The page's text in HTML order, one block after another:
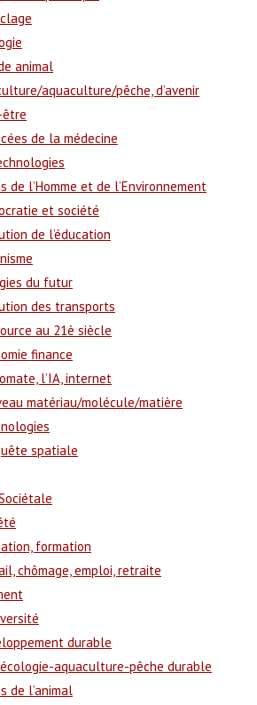
animal
aquaculture/pêche, d’avenir
être
de la médecine
de l’Homme et de l’Environnement
et société
de l’éducation
du futur
des transports
au 21è siècle
finance
l’IA, internet
matériau/molécule/matière
spatiale
formation
chômage, emploi, retraite
durable
aquaculture-pêche durable
de l’animal